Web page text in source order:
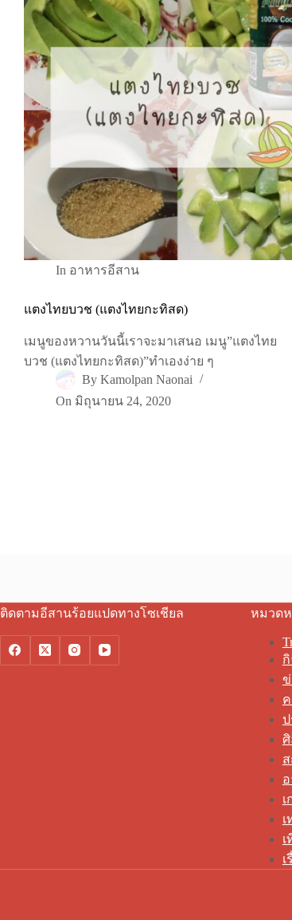
In อาหารอีสาน
แตงไทยบวช (แตงไทยกะทิสด)
เมนูของหวานวันนี้เราจะมาเสนอ เมนู”แตงไทย
บวช (แตงไทยกะทิสด)”ทำเองง่าย ๆ
By Kamolpan Naonai
On มิถุนายน 24, 2020
ติดตามอีสานร้อยแปดทางโซเชียล หมวด
ข่
เ